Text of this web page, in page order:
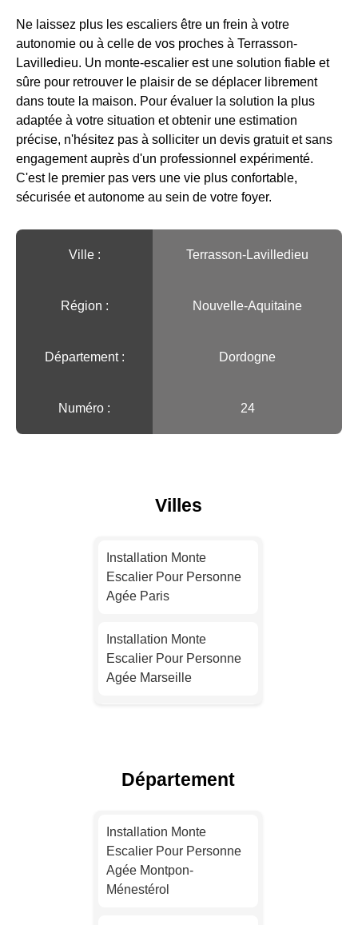
Ne laissez plus les escaliers être un frein à votre
autonomie ou à celle de vos proches à Terrasson-
Lavilledieu. Un monte-escalier est une solution fiable et
sûre pour retrouver le plaisir de se déplacer librement
dans toute la maison. Pour évaluer la solution la plus
adaptée à votre situation et obtenir une estimation
précise, n'hésitez pas à solliciter un devis gratuit et sans
engagement auprès d'un professionnel expérimenté.
C'est le premier pas vers une vie plus confortable,
sécurisée et autonome au sein de votre foyer.
Ville :️ Terrasson-Lavilledieu
Région :️ Nouvelle-Aquitaine
Département : Dordogne
Numéro : 24
Villes
Installation Monte
Escalier Pour Personne
Agée Paris
Installation Monte
Escalier Pour Personne
Agée Marseille
Agée Toulouse
Installation Monte
Département
Installation Monte
Escalier Pour Personne
Agée Montpon-
Ménestérol